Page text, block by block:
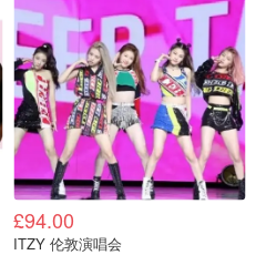
£94.00
ITZY 伦敦演唱会